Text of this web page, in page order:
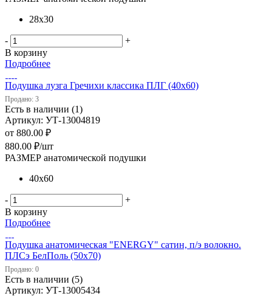
28х30
-
+
В корзину
Подробнее
Подушка лузга Гречихи классика ПЛГ (40х60)
Продано: 3
Есть в наличии (1)
Артикул: УТ-13004819
от 880.00 ₽
880.00 ₽/шт
РАЗМЕР анатомической подушки
40х60
-
+
В корзину
Подробнее
Подушка анатомическая "ENERGY" сатин, п/э волокно.
ПЛСэ БелПоль (50х70)
Продано: 0
Есть в наличии (5)
Артикул: УТ-13005434